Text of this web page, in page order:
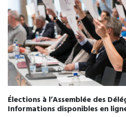
Élections à l’Assemblée des
Informations disponibles en